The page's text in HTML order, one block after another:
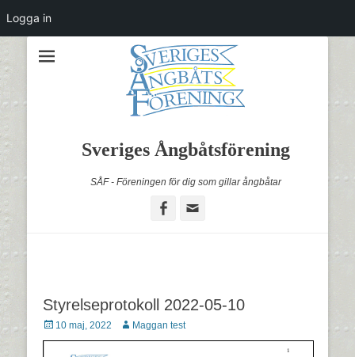
Sveriges Ångbåtsförening
SÅF - Föreningen för dig som gillar ångbåtar
Facebook
Styrelseprotokoll 2022-05-10
Postades
den
10 maj, 2022 Författare
Maggan test
Logga in